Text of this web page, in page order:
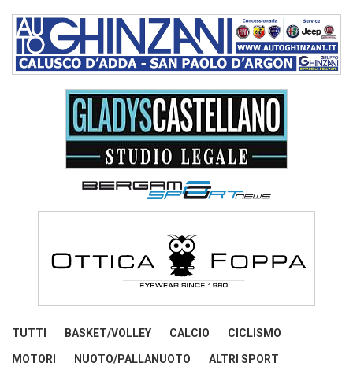
TUTTI BASKET/VOLLEY CALCIO CICLISMO
MOTORI NUOTO/PALLANUOTO ALTRI SPORT